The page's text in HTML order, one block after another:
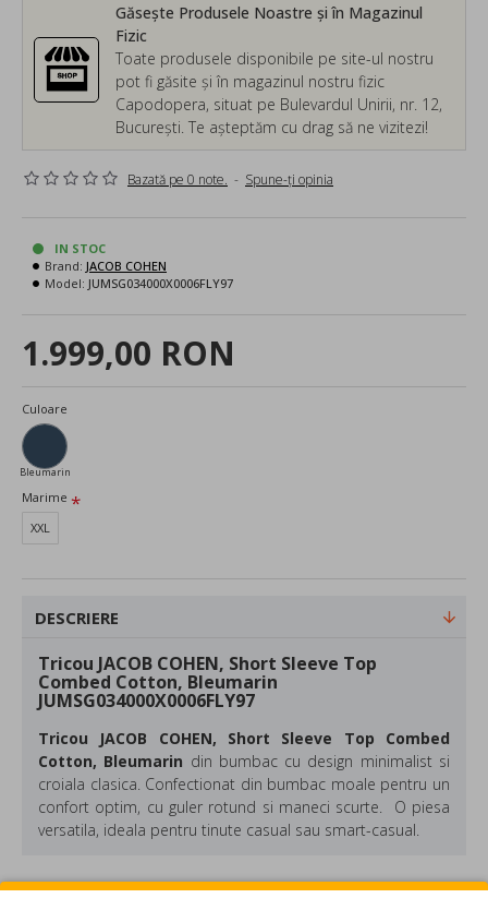
Găsește Produsele Noastre și în Magazinul
Fizic
Toate produsele disponibile pe site-ul nostru
pot fi găsite și în magazinul nostru fizic
Capodopera, situat pe Bulevardul Unirii, nr. 12,
București. Te așteptăm cu drag să ne vizitezi!
Bazată pe 0 note. - Spune-ţi opinia
1.999,00 RON
IN STOC
Brand: JACOB COHEN
Model: JUMSG034000X0006FLY97
Culoare
Bleumarin
Marime
XXL
DESCRIERE
Tricou JACOB COHEN, Short Sleeve Top
Combed Cotton, Bleumarin
JUMSG034000X0006FLY97
Tricou JACOB COHEN, Short Sleeve Top Combed
Cotton, Bleumarin din bumbac cu design minimalist si
croiala clasica. Confectionat din bumbac moale pentru un
confort optim, cu guler rotund si maneci scurte. O piesa
versatila, ideala pentru tinute casual sau smart-casual.
Culoare:Bleumarin